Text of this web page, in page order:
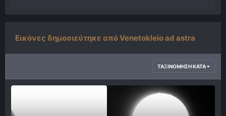
Εικόνες δημοσιεύτηκε από Venetokleio ad astra
ΤΑΞΙΝΌΜΗΣΗ ΚΑΤΆ